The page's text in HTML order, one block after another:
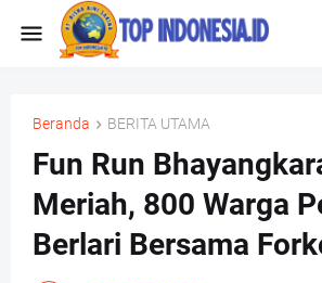
Beranda BERITA UTAMA
Fun Run
Meriah, 800 Warga
Berlari Bersama